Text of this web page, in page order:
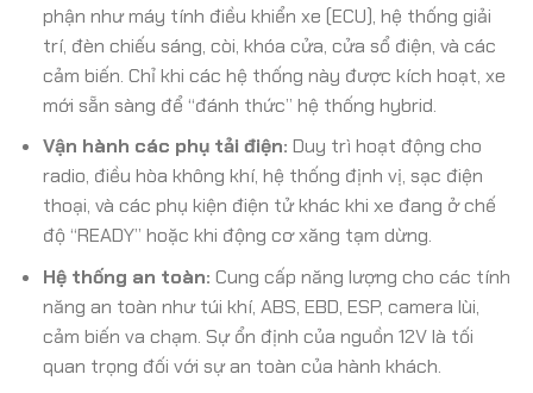
phận như máy tính điều khiển xe (ECU), hệ thống giải
trí, đèn chiếu sáng, còi, khóa cửa, cửa sổ điện, và các
cảm biến. Chỉ khi các hệ thống này được kích hoạt, xe
mới sẵn sàng để “đánh thức” hệ thống hybrid.
Vận hành các phụ tải điện: Duy trì hoạt động cho
radio, điều hòa không khí, hệ thống định vị, sạc điện
thoại, và các phụ kiện điện tử khác khi xe đang ở chế
độ “READY” hoặc khi động cơ xăng tạm dừng.
Hệ thống an toàn: Cung cấp năng lượng cho các tính
năng an toàn như túi khí, ABS, EBD, ESP, camera lùi,
cảm biến va chạm. Sự ổn định của nguồn 12V là tối
quan trọng đối với sự an toàn của hành khách.